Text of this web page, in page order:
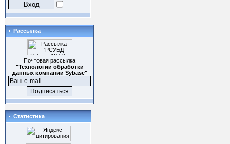
Рассылка
Почтовая рассылка
"Технологии обработки
данных компании Sybase"
Статистика